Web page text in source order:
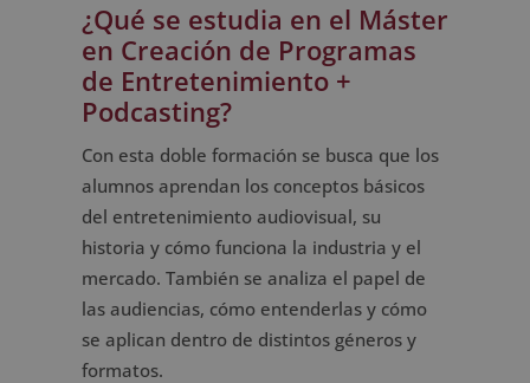
¿Qué se estudia en el Máster
en Creación de Programas
de Entretenimiento +
Podcasting?
Con esta doble formación se busca que los
alumnos aprendan los conceptos básicos
del entretenimiento audiovisual, su
historia y cómo funciona la industria y el
mercado. También se analiza el papel de
las audiencias, cómo entenderlas y cómo
se aplican dentro de distintos géneros y
formatos.